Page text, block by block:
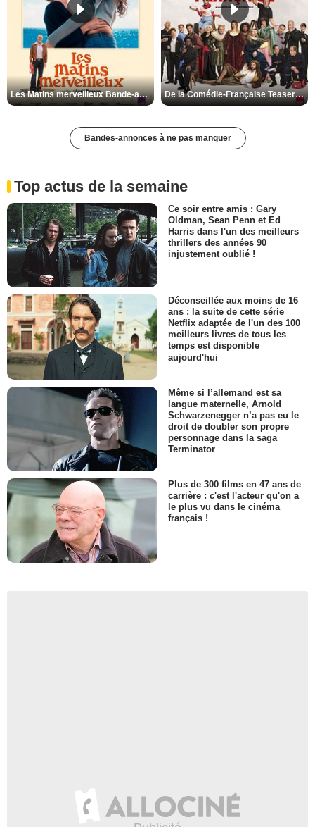
Les Matins merveilleux Bande-annonce VF De la Comédie-Française Teaser VF
Bandes-annonces à ne pas manquer
Top actus de la semaine
Ce soir entre amis : Gary
Oldman, Sean Penn et Ed
Harris dans l'un des meilleurs
thrillers des années 90
injustement oublié !
Déconseillée aux moins de 16
ans : la suite de cette série
Netflix adaptée de l'un des 100
meilleurs livres de tous les
temps est disponible
aujourd'hui
Même si l’allemand est sa
langue maternelle, Arnold
Schwarzenegger n’a pas eu le
droit de doubler son propre
personnage dans la saga
Terminator
Plus de 300 films en 47 ans de
carrière : c'est l'acteur qu'on a
le plus vu dans le cinéma
français !